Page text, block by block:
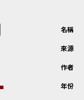
名稱
來源
作者
年份